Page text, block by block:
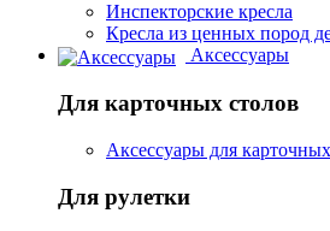
Инспекторские кресла
Кресла из ценных пород
Аксессуары
Для карточных столов
Аксессуары для
Для рулетки